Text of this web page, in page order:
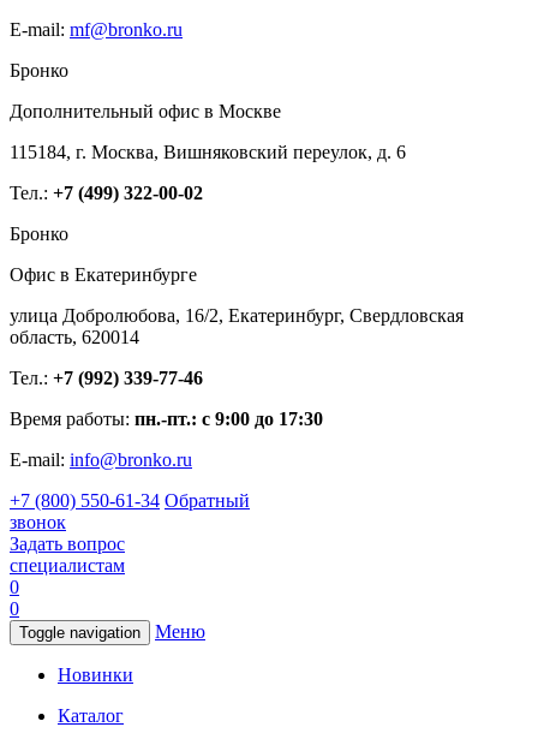
E-mail: mf@bronko.ru
Бронко
Дополнительный офис в Москве
115184, г. Москва, Вишняковский переулок, д. 6
Тел.: +7 (499) 322-00-02
Бронко
Офис в Екатеринбурге
улица Добролюбова, 16/2, Екатеринбург, Свердловская
область, 620014
Тел.: +7 (992) 339-77-46
Время работы: пн.-пт.: с 9:00 до 17:30
E-mail: info@bronko.ru
+7 (800) 550-61-34 Обратный
звонок
Задать вопрос
специалистам
0
0
Toggle navigation Меню
Новинки
Каталог